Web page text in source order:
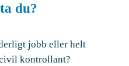
du?
jobb eller helt
kontrollant?